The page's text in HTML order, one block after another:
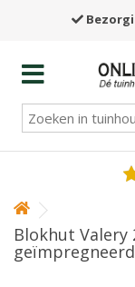
Blokhut Valery
geïmpregneerd